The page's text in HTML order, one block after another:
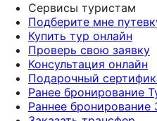
Сервисы туристам
Подберите мне
Купить тур онлайн
Проверь свою заявку
Консультация онлайн
Подарочный
Ранее бронирование
Раннее